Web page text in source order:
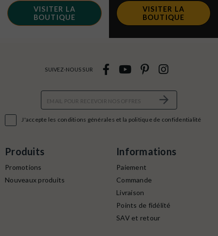
VISITER LA
BOUTIQUE
VISITER LA
BOUTIQUE
J'accepte les conditions générales et la politique de confidentialité
SUIVEZ-NOUS SUR
Produits
Promotions
Nouveaux produits
Informations
Paiement
Commande
Livraison
Points de fidélité
SAV et retour